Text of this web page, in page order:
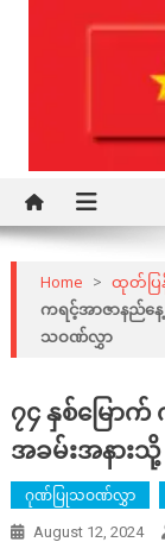
DPNS
Home > ထုတ်ပြန်
ကရင့်အာဇာနည်န
သဝဏ်လွှာ
၇၄ နှစ်မြော
အခမ်းအနာ
ဂုဏ်ပြုသဝဏ်လွှာ
August 12, 2024